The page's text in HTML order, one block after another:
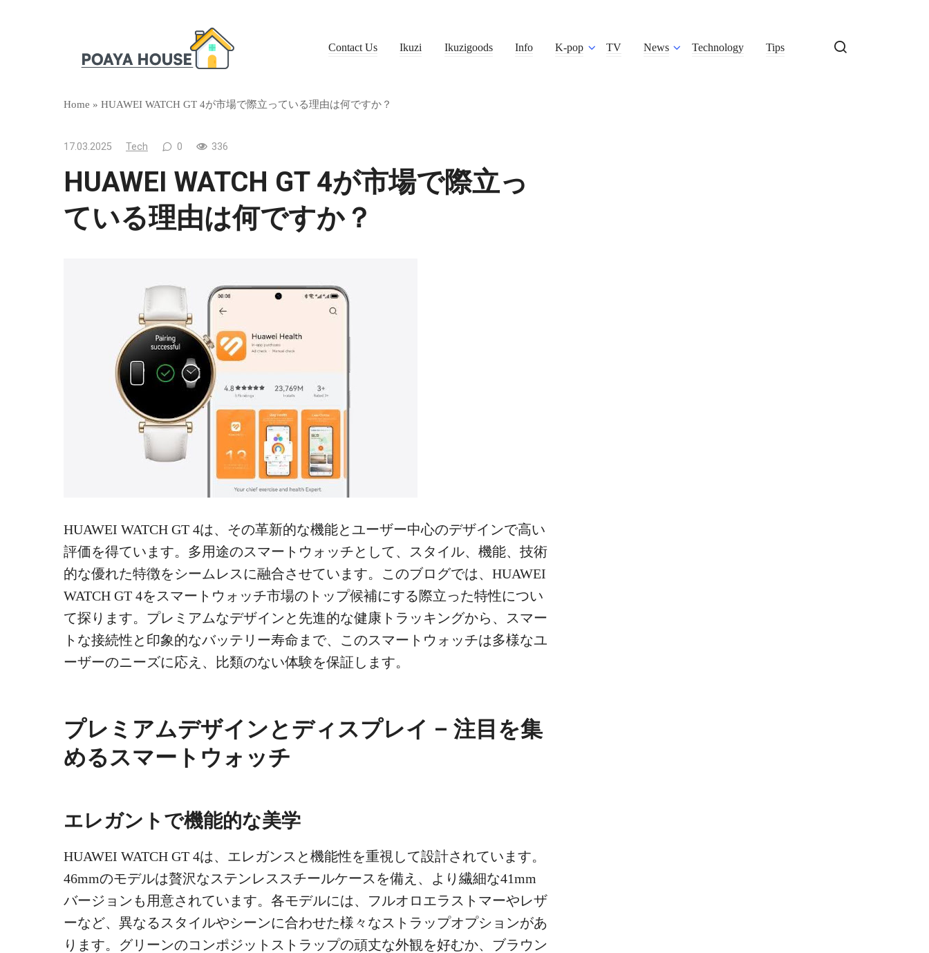
Contact Us Ikuzi Ikuzigoods Info K-pop TV News Technology Tips
Home » HUAWEI WATCH GT 4が市場で際立っている理由は何ですか？
17.03.2025 Tech 0 336
HUAWEI WATCH GT 4が市場で際立っ
ている理由は何ですか？
HUAWEI WATCH GT 4は、その革新的な機能とユーザー中心のデザインで高い
評価を得ています。多用途のスマートウォッチとして、スタイル、機能、技術
的な優れた特徴をシームレスに融合させています。このブログでは、HUAWEI
WATCH GT 4をスマートウォッチ市場のトップ候補にする際立った特性につい
て探ります。プレミアムなデザインと先進的な健康トラッキングから、スマー
トな接続性と印象的なバッテリー寿命まで、このスマートウォッチは多様なユ
ーザーのニーズに応え、比類のない体験を保証します。
プレミアムデザインとディスプレイ – 注目を集
めるスマートウォッチ
エレガントで機能的な美学
HUAWEI WATCH GT 4は、エレガンスと機能性を重視して設計されています。
46mmのモデルは贅沢なステンレススチールケースを備え、より繊細な41mm
バージョンも用意されています。各モデルには、フルオロエラストマーやレザ
ーなど、異なるスタイルやシーンに合わせた様々なストラップオプションがあ
ります。グリーンのコンポジットストラップの頑丈な外観を好むか、ブラウン